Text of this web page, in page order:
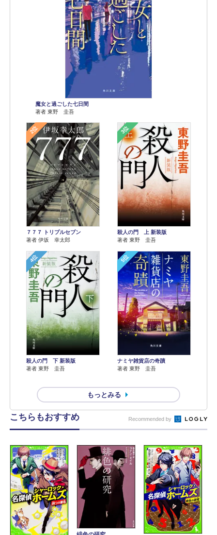
魔女と過ごした七日間
著者 東野 圭吾
2位
７７７ トリプルセブン
著者 伊坂 幸太郎
3位
殺人の門 上 新装版
著者 東野 圭吾
4位
殺人の門 下 新装版
著者 東野 圭吾
5位
ナミヤ雑貨店の奇蹟
著者 東野 圭吾
もっとみる
こちらもおすすめ Recommended by